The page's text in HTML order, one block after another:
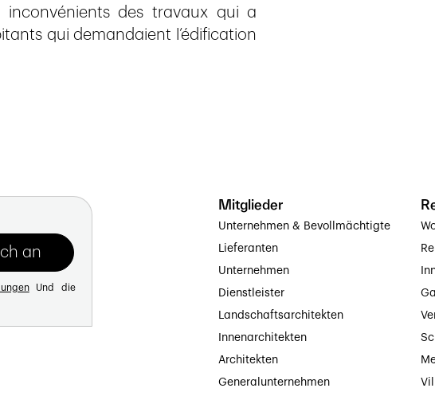
des travaux qui a
qui demandaient l’édification
Und die
Mitglieder
Unternehmen & Bevollmächtigte
Lieferanten
Unternehmen
Dienstleister
Landschaftsarchitekten
Innenarchitekten
Architekten
Generalunternehmen